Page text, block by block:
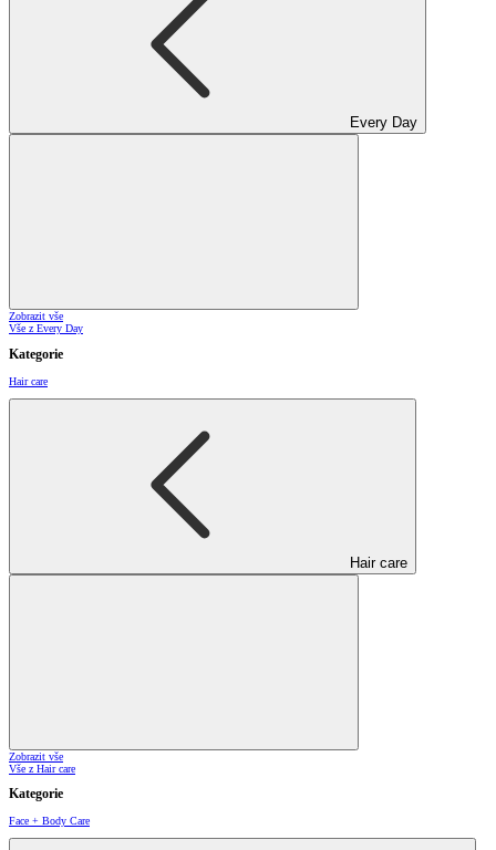
Every Day
Zobrazit vše
Vše z Every Day
Kategorie
Hair care
Hair care
Zobrazit vše
Vše z Hair care
Kategorie
Face + Body Care